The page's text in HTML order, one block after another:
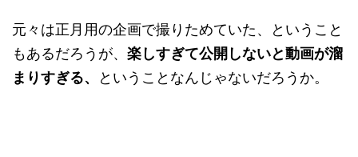
元々は正月用の企画で撮りためていた、ということ
もあるだろうが、 楽しすぎて公開しないと動画が溜
まりすぎる、
ということなんじゃないだろうか。